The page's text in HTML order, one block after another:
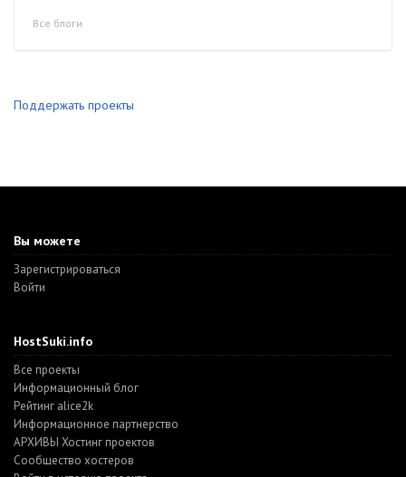
Все блоги
Поддержать проекты
Вы можете
Зарегистрироваться
Войти
HostSuki.info
Все проекты
Информационный блог
Рейтинг alice2k
Информационное партнерство
АРХИВЫ Хостинг проектов
Cообщество хостеров